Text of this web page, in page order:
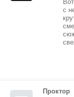
с
Проктор